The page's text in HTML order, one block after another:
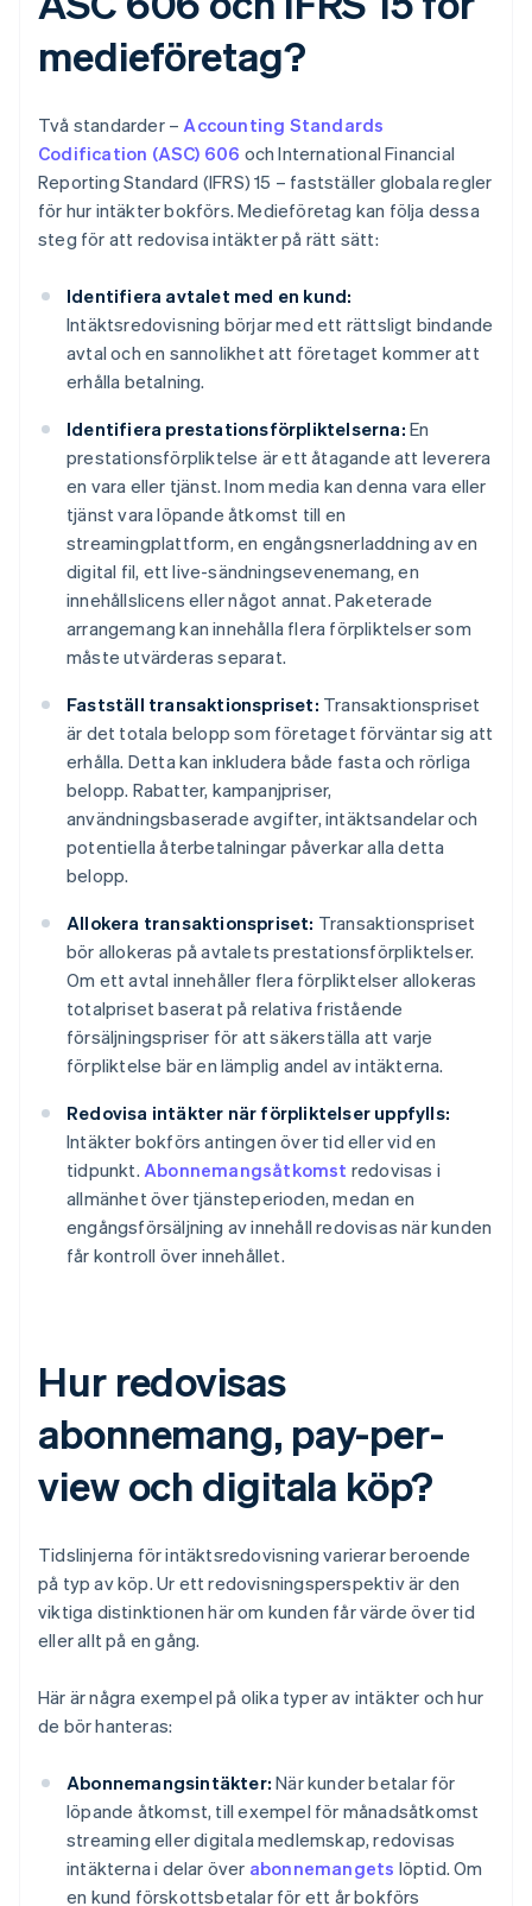
medieföretag?
Två standarder –Accounting Standards
Codification (ASC) 606 och International Financial
Reporting Standard (IFRS) 15 – fastställer globala regler
för hur intäkter bokförs. Medieföretag kan följa dessa
steg för att redovisa intäkter på rätt sätt:
Identifiera avtalet med en kund:
Intäktsredovisning börjar med ett rättsligt bindande
avtal och en sannolikhet att företaget kommer att
erhålla betalning.
Identifiera prestationsförpliktelserna: En
prestationsförpliktelse är ett åtagande att leverera
en vara eller tjänst. Inom media kan denna vara eller
tjänst vara löpande åtkomst till en
streamingplattform, en engångsnerladdning av en
digital fil, ett live-sändningsevenemang, en
innehållslicens eller något annat. Paketerade
arrangemang kan innehålla flera förpliktelser som
måste utvärderas separat.
Fastställ transaktionspriset: Transaktionspriset
är det totala belopp som företaget förväntar sig att
erhålla. Detta kan inkludera både fasta och rörliga
belopp. Rabatter, kampanjpriser,
användningsbaserade avgifter, intäktsandelar och
potentiella återbetalningar påverkar alla detta
belopp.
Allokera transaktionspriset: Transaktionspriset
bör allokeras på avtalets prestationsförpliktelser.
Om ett avtal innehåller flera förpliktelser allokeras
totalpriset baserat på relativa fristående
försäljningspriser för att säkerställa att varje
förpliktelse bär en lämplig andel av intäkterna.
Redovisa intäkter när förpliktelser uppfylls:
Intäkter bokförs antingen över tid eller vid en
tidpunkt. Abonnemangsåtkomst redovisas i
allmänhet över tjänsteperioden, medan en
engångsförsäljning av innehåll redovisas när kunden
får kontroll över innehållet.
Hur redovisas
abonnemang, pay-per-
view och digitala köp?
Tidslinjerna för intäktsredovisning varierar beroende
på typ av köp. Ur ett redovisningsperspektiv är den
viktiga distinktionen här om kunden får värde över tid
eller allt på en gång.
Här är några exempel på olika typer av intäkter och hur
de bör hanteras:
Abonnemangsintäkter: När kunder betalar för
löpande åtkomst, till exempel för månadsåtkomst
streaming eller digitala medlemskap, redovisas
intäkterna i delar över abonnemangets löptid. Om
en kund förskottsbetalar för ett år bokförs